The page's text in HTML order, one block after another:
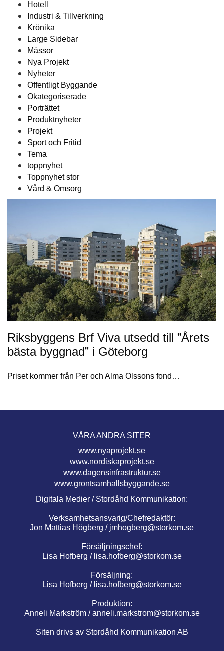
Hotell
Industri & Tillverkning
Krönika
Large Sidebar
Mässor
Nya Projekt
Nyheter
Offentligt Byggande
Okategoriserade
Porträttet
Produktnyheter
Projekt
Sport och Fritid
Tema
toppnyhet
Toppnyhet stor
Vård & Omsorg
Riksbyggens Brf Viva utsedd till ”Årets
bästa byggnad” i Göteborg
Priset kommer från Per och Alma Olssons fond…
VÅRA ANDRA SITER
www.nyaprojekt.se
www.nordiskaprojekt.se
www.dagensinfrastruktur.se
www.grontsamhallsbyggande.se
Digitala Medier / Stordåhd Kommunikation:
Verksamhetsansvarig/Chefredaktör:
Jon Mattias Högberg / jmhogberg@storkom.se
Försäljningschef:
Lisa Hofberg / lisa.hofberg@storkom.se
Försäljning:
Lisa Hofberg / lisa.hofberg@storkom.se
Produktion:
Anneli Markström /anneli.markstrom@storkom.se
Siten drivs av Stordåhd Kommunikation AB